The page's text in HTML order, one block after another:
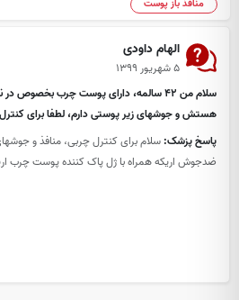
منافذ باز پوست
الهام داودی
۵ شهریور ۱۳۹۹
سلام من 42 سالمه، دارای پوست چرب بخصوص
هستش و جوشهای زیر پوستی دارم، لطفا برای
پاسخ پزشک: سلام برای کنترل چربی، منافذ و
ضدجوش اریکه همراه با ژل پاک کننده پوست چرب